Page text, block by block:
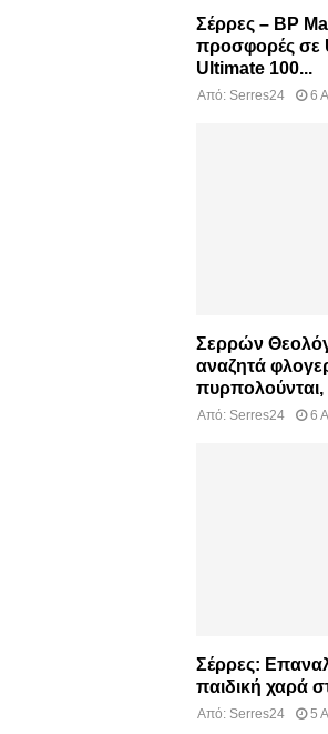
Σέρρες – BP
προσφορές σε
Ultimate 100...
Από: Serres24 6
Σερρών
αναζητά
πυρπολούνται,
Από: Serres24 6
Σέρρες:
παιδική χαρά
Από: Serres24 5